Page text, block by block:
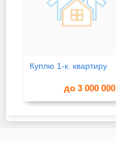
Куплю 1-к. квартиру
до 3 000 000